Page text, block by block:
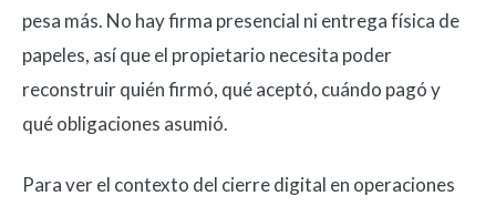
pesa más. No hay firma presencial ni entrega física de
papeles, así que el propietario necesita poder
reconstruir quién firmó, qué aceptó, cuándo pagó y
qué obligaciones asumió.
Para ver el contexto del cierre digital en operaciones